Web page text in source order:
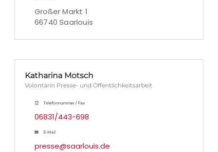
Großer Markt 1
66740 Saarlouis
Katharina Motsch
Volontärin Presse- und Öffentlichkeitsarbeit
Telefonnummer / Fax
06831/443-698
E-Mail
presse@saarlouis.de